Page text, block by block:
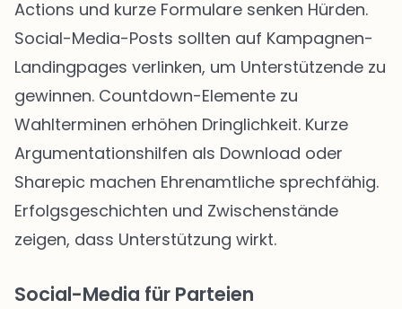
Actions und kurze Formulare senken Hürden.
Social-Media-Posts sollten auf Kampagnen-
Landingpages verlinken, um Unterstützende zu
gewinnen. Countdown-Elemente zu
Wahlterminen erhöhen Dringlichkeit. Kurze
Argumentationshilfen als Download oder
Sharepic machen Ehrenamtliche sprechfähig.
Erfolgsgeschichten und Zwischenstände
zeigen, dass Unterstützung wirkt.
Social-Media für Parteien